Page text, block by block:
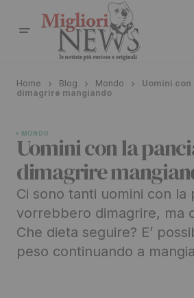
Home Blog Mondo
Uomini
dimagrire mangiando
MONDO
Uomini con la
dimagrire
Ci sono tanti uomini con la
vorrebbero dimagrire, ma
Che dieta seguire? E’
peso continuando a